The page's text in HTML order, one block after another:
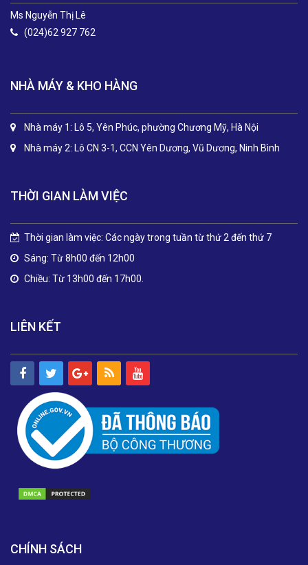
Ms Nguyễn Thị Lê
(024)62 927 762
NHÀ MÁY & KHO HÀNG
Nhà máy 1: Lô 5, Yên Phúc, phường Chương Mỹ, Hà Nội
Nhà máy 2: Lô CN 3-1, CCN Yên Dương, Vũ Dương, Ninh Bình
THỜI GIAN LÀM VIỆC
Thời gian làm việc: Các ngày trong tuần từ thứ 2 đến thứ 7
Sáng: Từ 8h00 đến 12h00
Chiều: Từ 13h00 đến 17h00.
LIÊN KẾT
CHÍNH SÁCH